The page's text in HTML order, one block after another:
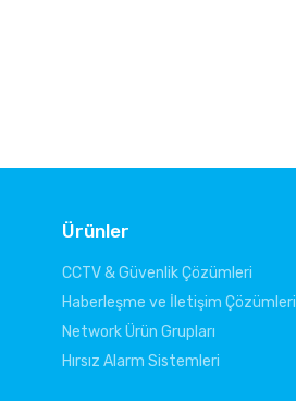
Ürünler
CCTV & Güvenlik Çözümleri
Haberleşme ve İletişim Çözümleri
Network Ürün Grupları
Hırsız Alarm Sistemleri